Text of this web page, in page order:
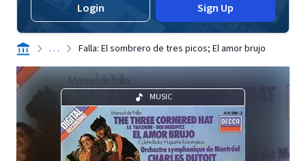
Login Sign Up
. . . Falla: El sombrero de tres picos; El amor brujo
MUSIC